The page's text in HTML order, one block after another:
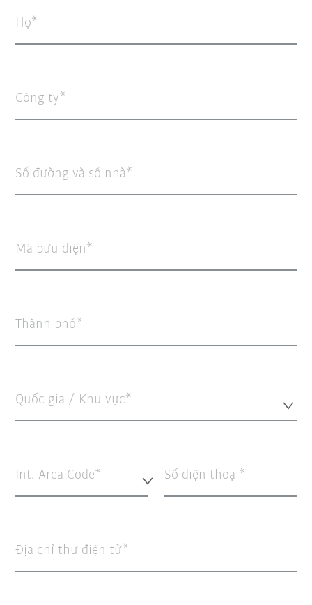
Họ
Công ty
Số đường và số nhà
Mã bưu điện
Thành phố
Quốc gia / Khu vực*
Int. Area Code* Số điện thoại
Địa chỉ thư điện tử